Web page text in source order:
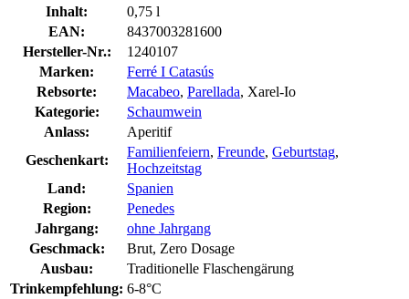
Inhalt:
0,75 l
EAN:
8437003281600
Hersteller-Nr.:
1240107
Marken:
Ferré I Catasús
Rebsorte:
Macabeo, Parellada, Xarel-Io
Kategorie:
Schaumwein
Anlass:
Aperitif
Geschenkart:
Familienfeiern, Freunde, Geburtstag,
Hochzeitstag
Land:
Spanien
Region:
Penedes
Jahrgang:
ohne Jahrgang
Geschmack:
Brut, Zero Dosage
Ausbau:
Traditionelle Flaschengärung
Trinkempfehlung: 6-8°C